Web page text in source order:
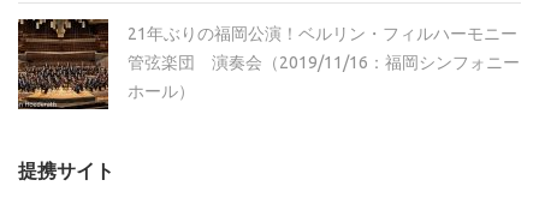
21年ぶりの福岡公演！ベルリン・フィルハーモニー
管弦楽団 演奏会（2019/11/16：福岡シンフォニー
ホール）
提携サイト